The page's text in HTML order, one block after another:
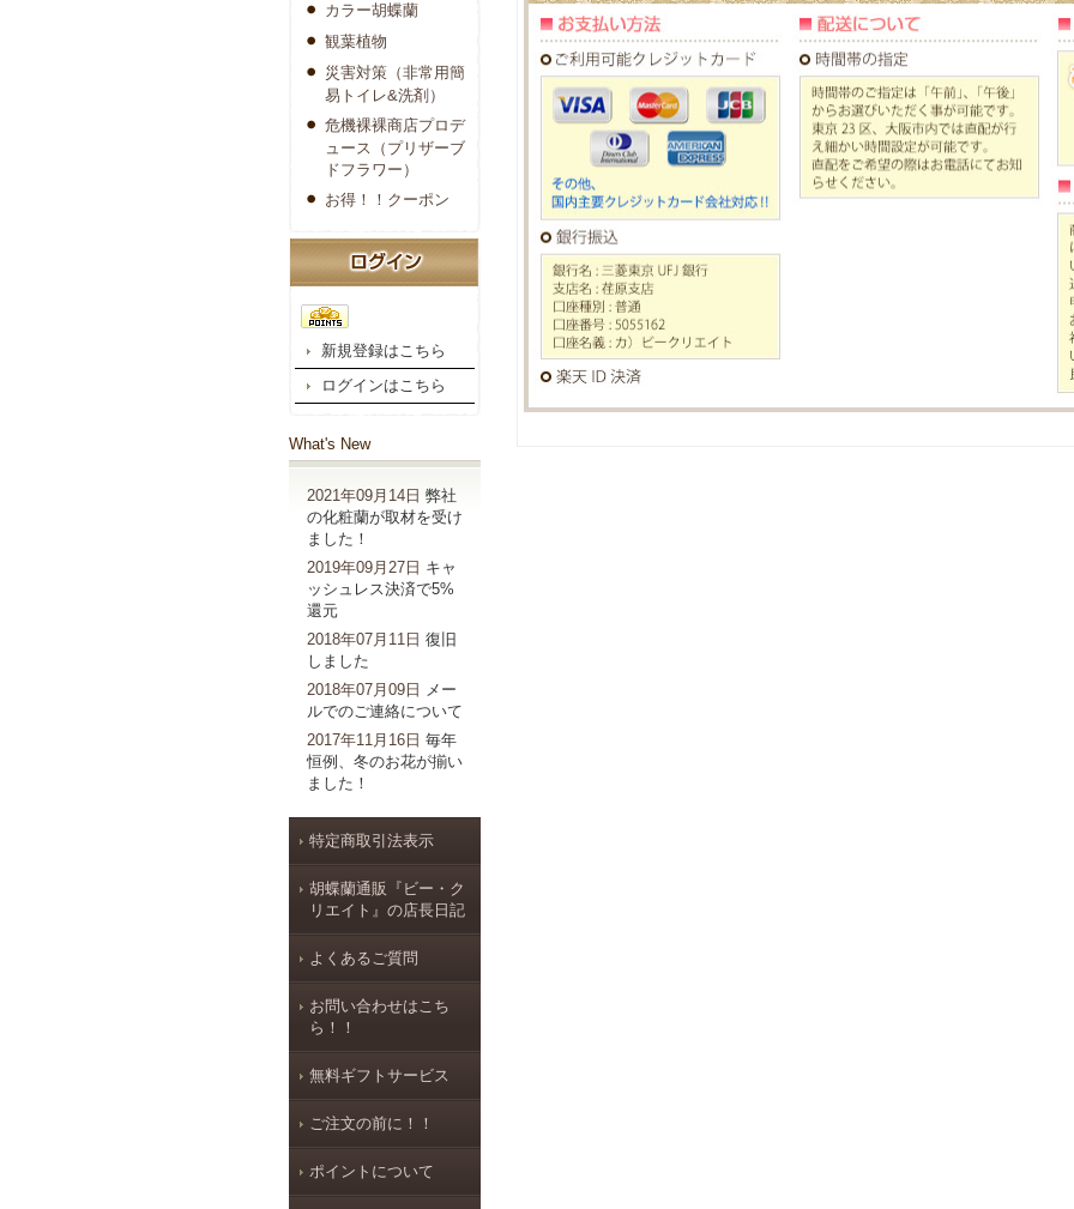
カラー胡蝶蘭
観葉植物
災害対策（非常用簡
易トイレ&洗剤）
危機裸裸商店プロデ
ュース（プリザーブ
ドフラワー）
お得！！クーポン
新規登録はこちら
ログインはこちら
What's New
2021年09月14日 弊社
の化粧蘭が取材を受け
ました！
2019年09月27日 キャ
ッシュレス決済で5%
還元
2018年07月11日 復旧
しました
2018年07月09日 メー
ルでのご連絡について
2017年11月16日 毎年
恒例、冬のお花が揃い
ました！
特定商取引法表示
胡蝶蘭通販『ビー・ク
リエイト』の店長日記
よくあるご質問
お問い合わせはこち
ら！！
無料ギフトサービス
ご注文の前に！！
ポイントについて